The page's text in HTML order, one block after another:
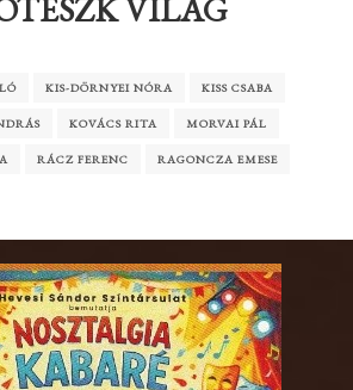
VILÁG
KIS-DÖRNYEI NÓRA KISS CSABA
KOVÁCS RITA MORVAI PÁL
RÁCZ FERENC RAGONCZA EMESE